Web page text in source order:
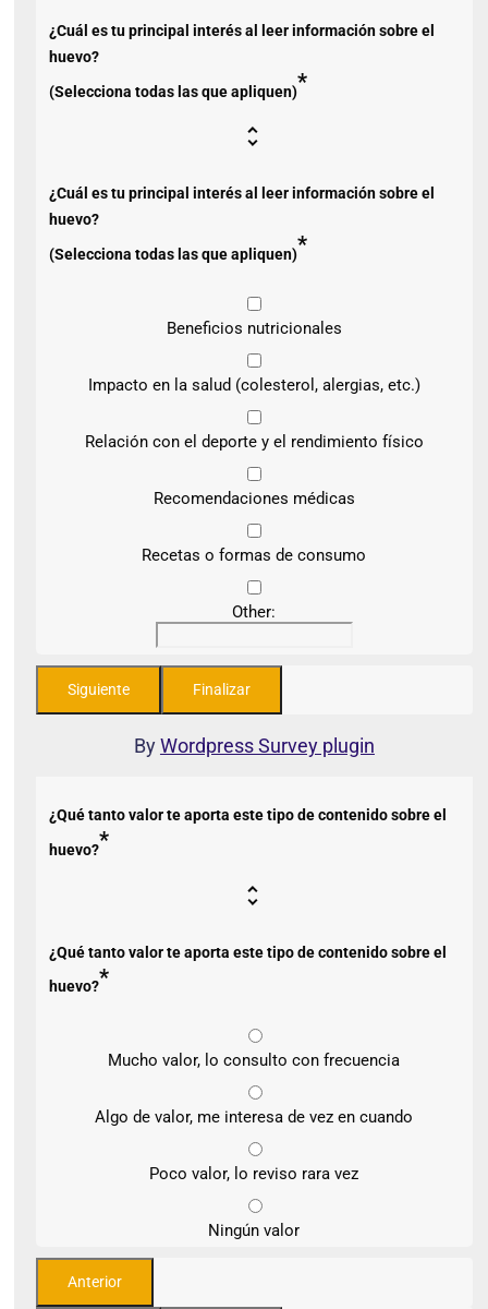
¿Cuál es tu principal interés al leer información sobre el
huevo?
(Selecciona todas las que apliquen)*
¿Cuál es tu principal interés al leer información sobre el
huevo?
(Selecciona todas las que apliquen)*
Beneficios nutricionales
Impacto en la salud (colesterol, alergias, etc.)
Relación con el deporte y el rendimiento físico
Recomendaciones médicas
Recetas o formas de consumo
Other:
ByWordpress Survey plugin
¿Qué tanto valor te aporta este tipo de contenido sobre el
huevo?*
¿Qué tanto valor te aporta este tipo de contenido sobre el
huevo?*
Mucho valor, lo consulto con frecuencia
Algo de valor, me interesa de vez en cuando
Poco valor, lo reviso rara vez
Ningún valor